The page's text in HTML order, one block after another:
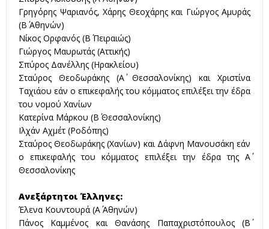
Γρηγόρης Ψαριανός, Χάρης Θεοχάρης και Γιώργος Αμυράς
(Β΄ Αθηνών)
Νίκος Ορφανός (Β΄ Πειραιώς)
Γιώργος Μαυρωτάς (Αττικής)
Σπύρος Δανέλλης (Ηρακλείου)
Σταύρος Θεοδωράκης (Α΄ Θεσσαλονίκης) και Χριστίνα
Ταχιάου εάν ο επικεφαλής του κόμματος επιλέξει την έδρα
του νομού Χανίων
Κατερίνα Μάρκου (Β΄ Θεσσαλονίκης)
Ιλχάν Αχμέτ (Ροδόπης)
Σταύρος Θεοδωράκης (Χανίων) και Δάφνη Μανουσάκη εάν
ο επικεφαλής του κόμματος επιλέξει την έδρα της Α΄
Θεσσαλονίκης
Ανεξάρτητοι Έλληνες:
Έλενα Κουντουρά (Α΄ Αθηνών)
Πάνος Καμμένος και Θανάσης Παπαχριστόπουλος (Β΄